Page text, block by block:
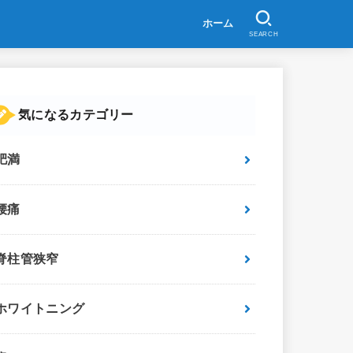
ホーム
SEARCH
気になるカテゴリー
満
痛
柱管狭窄
ワイトニング